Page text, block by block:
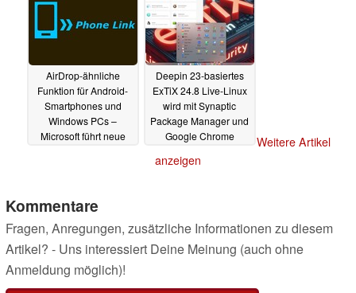
AirDrop-ähnliche
Funktion für Android-
Smartphones und
Windows PCs –
Microsoft führt neue
Deepin 23-basiertes
ExTiX 24.8 Live-Linux
wird mit Synaptic
Package Manager und
Google Chrome
Weitere Artikel
anzeigen
Kommentare
Fragen, Anregungen, zusätzliche Informationen zu diesem
Artikel? - Uns interessiert Deine Meinung (auch ohne
Anmeldung möglich)!